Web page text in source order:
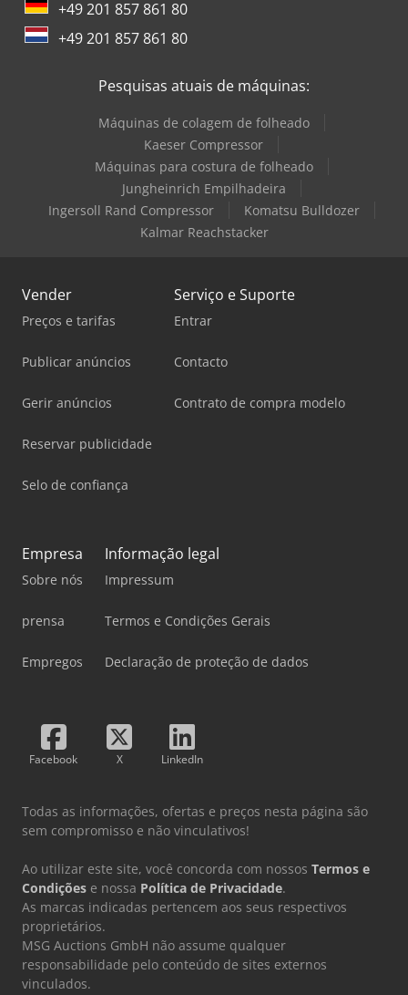
+49 201 857 861 80
+49 201 857 861 80
Pesquisas atuais de máquinas:
Máquinas de colagem de folheado
Kaeser Compressor
Máquinas para costura de folheado
Jungheinrich Empilhadeira
Ingersoll Rand Compressor
Komatsu Bulldozer
Kalmar Reachstacker
Vender
Preços e tarifas
Publicar anúncios
Gerir anúncios
Reservar publicidade
Selo de confiança
Serviço e Suporte
Entrar
Contacto
Contrato de compra modelo
Empresa
Sobre nós
prensa
Empregos
Informação legal
Impressum
Termos e Condições Gerais
Declaração de proteção de dados
Facebook X LinkedIn
Todas as informações, ofertas e preços nesta página são
sem compromisso e não vinculativos!
Ao utilizar este site, você concorda com nossos Termos e
Condições e nossa Política de Privacidade.
As marcas indicadas pertencem aos seus respectivos
proprietários.
MSG Auctions GmbH não assume qualquer
responsabilidade pelo conteúdo de sites externos
vinculados.